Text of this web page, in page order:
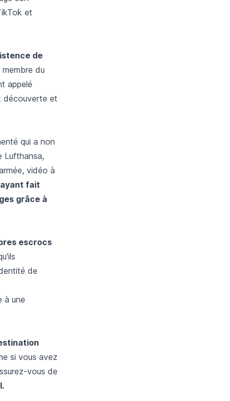
et
de
du
appelé
découverte et
qui a non
Lufthansa,
vidéo à
ayant fait
grâce à
escrocs
de
à une
si vous avez
vous de